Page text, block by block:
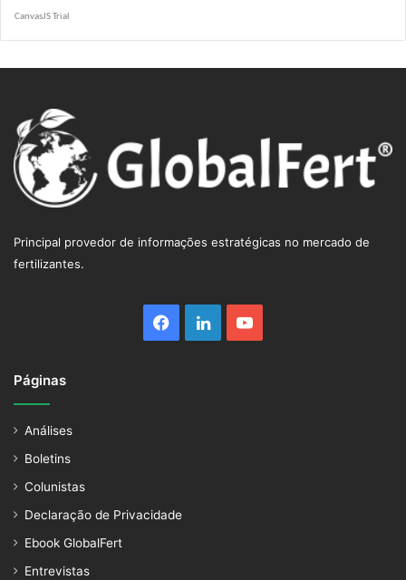
Principal provedor de informações estratégicas no mercado de
fertilizantes.
Facebook
LinkedinYouTube
Páginas
Análises
Boletins
Colunistas
Declaração de Privacidade
Ebook GlobalFert
Entrevistas